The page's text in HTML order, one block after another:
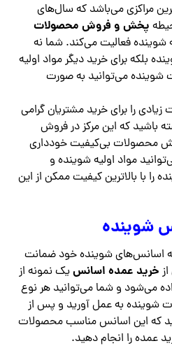
مراکزی می‌باشد که سال‌های
پخش و فروش محصولات
شوینده فعالیت می‌کند. شما نه
بلکه برای خرید دیگر مواد اولیه
می‌توانید به صورت
را برای خرید مشتریان گرامی
باشید که این مرکز در فروش
محصولات بی‌کیفیت خودداری
مواد اولیه شوینده و
با بالاترین کیفیت ممکن از این
شوینده
اسانس‌های شوینده خود ضمانت
خرید عمده اسانسیک نمونه از
می‌شود و شما می‌توانید هر نوع
شوینده به عمل آورید و پس از
که این اسانس مناسب محصولات
عمده را انجام دهید.